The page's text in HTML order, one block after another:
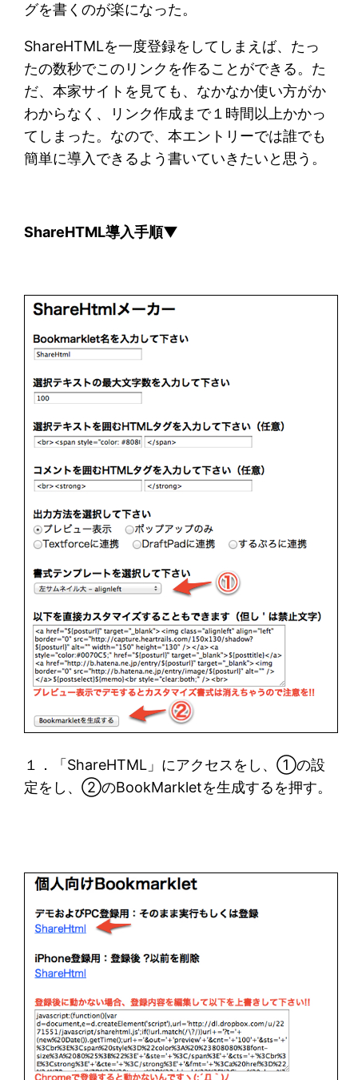
グを書くのが楽になった。
ShareHTMLを一度登録をしてしまえば、たっ
たの数秒でこのリンクを作ることができる。た
だ、本家サイトを見ても、なかなか使い方がか
わからなく、リンク作成まで１時間以上かかっ
てしまった。なので、本エントリーでは誰でも
簡単に導入できるよう書いていきたいと思う。
ShareHTML導入手順▼
１．「ShareHTML」にアクセスをし、①の設
定をし、②のBookMarkletを生成するを押す。